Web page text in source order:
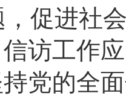
促进社
访工作
持党的全